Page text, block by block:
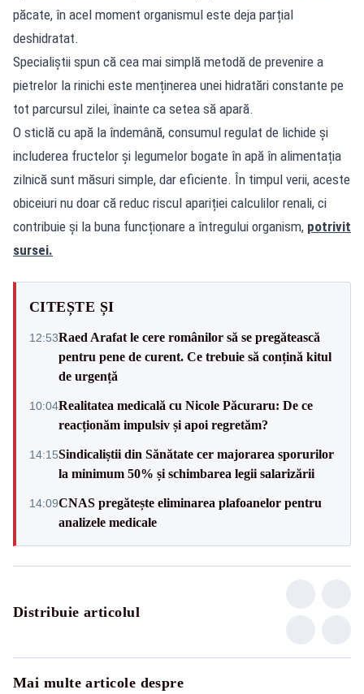
păcate, în acel moment organismul este deja parțial
deshidratat.
Specialiștii spun că cea mai simplă metodă de prevenire a
pietrelor la rinichi este menținerea unei hidratări constante pe
tot parcursul zilei, înainte ca setea să apară.
O sticlă cu apă la îndemână, consumul regulat de lichide și
includerea fructelor și legumelor bogate în apă în alimentația
zilnică sunt măsuri simple, dar eficiente. În timpul verii, aceste
obiceiuri nu doar că reduc riscul apariției calculilor renali, ci
contribuie și la buna funcționare a întregului organism, potrivit
sursei.
CITEȘTE ȘI
12:53Raed Arafat le cere românilor să se pregătească
pentru pene de curent. Ce trebuie să conțină kitul
de urgență
10:04Realitatea medicală cu Nicole Păcuraru: De ce
reacționăm impulsiv și apoi regretăm?
14:15Sindicaliștii din Sănătate cer majorarea sporurilor
la minimum 50% și schimbarea legii salarizării
14:09CNAS pregătește eliminarea plafoanelor pentru
analizele medicale
Distribuie articolul
Mai multe articole despre